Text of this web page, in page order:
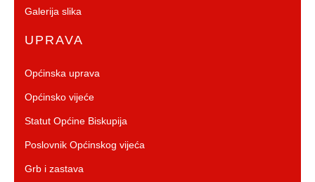
Galerija slika
UPRAVA
Općinska uprava
Općinsko vijeće
Statut Općine Biskupija
Poslovnik Općinskog vijeća
Grb i zastava